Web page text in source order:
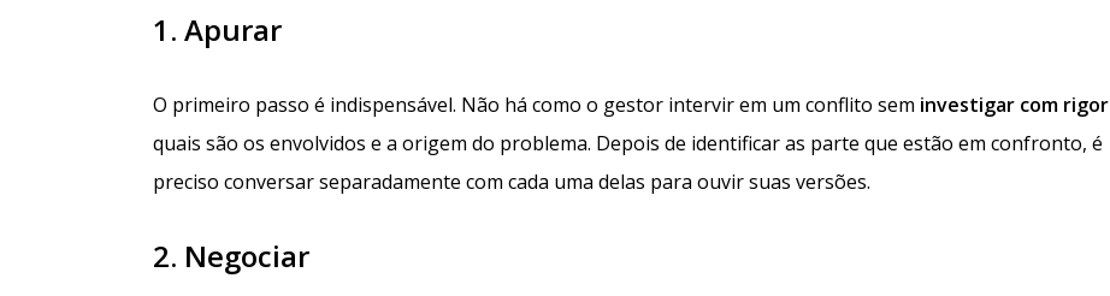
1. Apurar
O primeiro passo é indispensável. Não há como o gestor intervir em um conflito sem investigar com rigor
quais são os envolvidos e a origem do problema. Depois de identificar as parte que estão em confronto, é
preciso conversar separadamente com cada uma delas para ouvir suas versões.
2. Negociar